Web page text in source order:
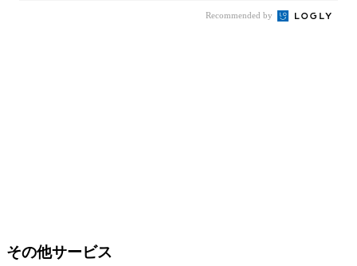
Recommended by
その他サービス